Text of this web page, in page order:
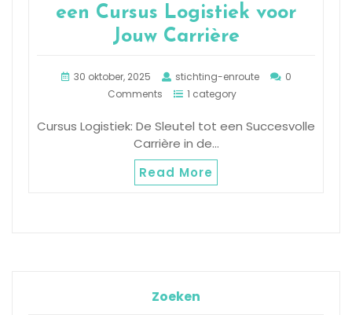
een Cursus Logistiek voor
Jouw Carrière
30 oktober, 2025 stichting-enroute
0
Comments
1 category
Cursus Logistiek: De Sleutel tot een Succesvolle
Carrière in de…
Read More
Zoeken